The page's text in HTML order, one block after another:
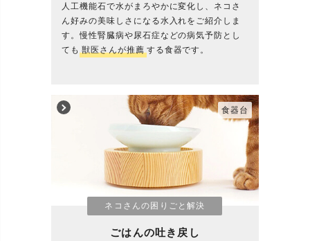
人工機能石で水がまろやかに変化し、ネコさ
ん好みの美味しさになる水入れをご紹介しま
す。慢性腎臓病や尿石症などの病気予防とし
ても 獣医さんが推薦 する食器です。
ネコさんの困りごと解決
ごはんの吐き戻し
食器台